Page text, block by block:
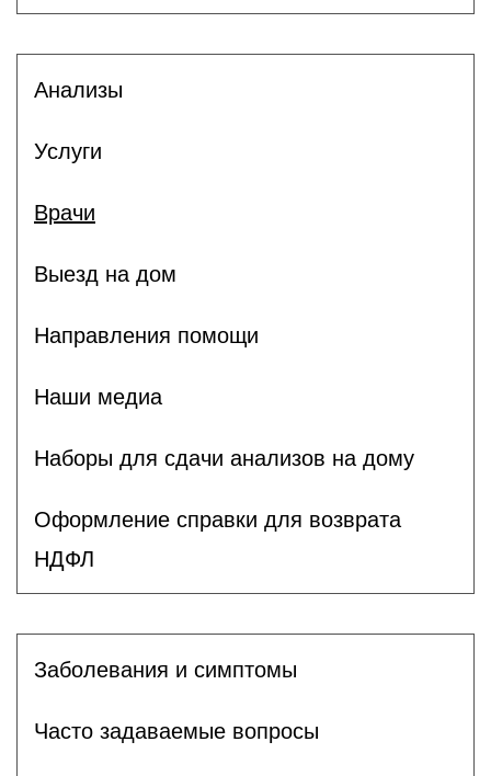
Анализы
Услуги
Врачи
Выезд на дом
Направления помощи
Наши медиа
Наборы для сдачи анализов на дому
Оформление справки для возврата
НДФЛ
Заболевания и симптомы
Часто задаваемые вопросы